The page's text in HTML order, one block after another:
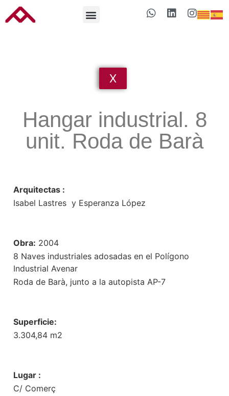
X
Hangar industrial. 8
unit. Roda de Barà
Arquitectas :
Isabel Lastres y Esperanza López
Obra: 2004
8 Naves industriales adosadas en el Polígono
Industrial Avenar
Roda de Barà, junto a la autopista AP-7
Superficie:
3.304,84 m2
Lugar :
C/ Comerç